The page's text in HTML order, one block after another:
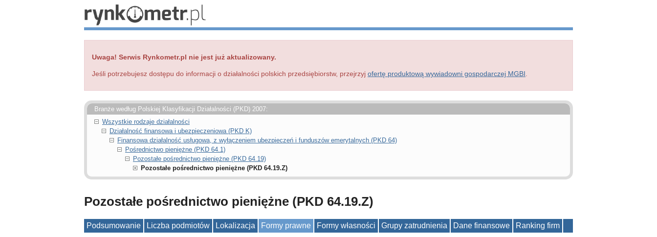
Uwaga! Serwis Rynkometr.pl nie jest już aktualizowany.
Jeśli potrzebujesz dostępu do informacji o działalności polskich przedsiębiorstw, przejrzyj ofertę produktową wywiadowni gospodarczej MGBI
Branże według Polskiej Klasyfikacji Działalności (PKD) 2007:
Wszystkie rodzaje działalności
Działalność finansowa i ubezpieczeniowa (PKD K)
Finansowa działalność usługowa, z wyłączeniem ubezpieczeń i funduszów emerytalnych (PKD 64)
Pośrednictwo pieniężne (PKD 64.1)
Pozostałe pośrednictwo pieniężne (PKD 64.19)
Pozostałe pośrednictwo pieniężne (PKD 64.19.Z)
Pozostałe pośrednictwo pieniężne (PKD 64.19.Z)
Podsumowanie Liczba podmiotów Lokalizacja Formy prawne Formy własności Grupy zatrudnienia Dane finansowe Ranking firm